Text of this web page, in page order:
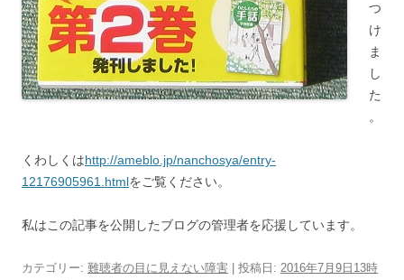
つ
け
ま
し
た
。
くわしくはhttp://ameblo.jp/nanchosya/entry-
12176905961.htmlをご覧ください。
私はこの記事を公開したブログの管理者を応援しています。
カテゴリー: 難聴者の目に見えない障害 | 投稿日: 2016年7月9日13時